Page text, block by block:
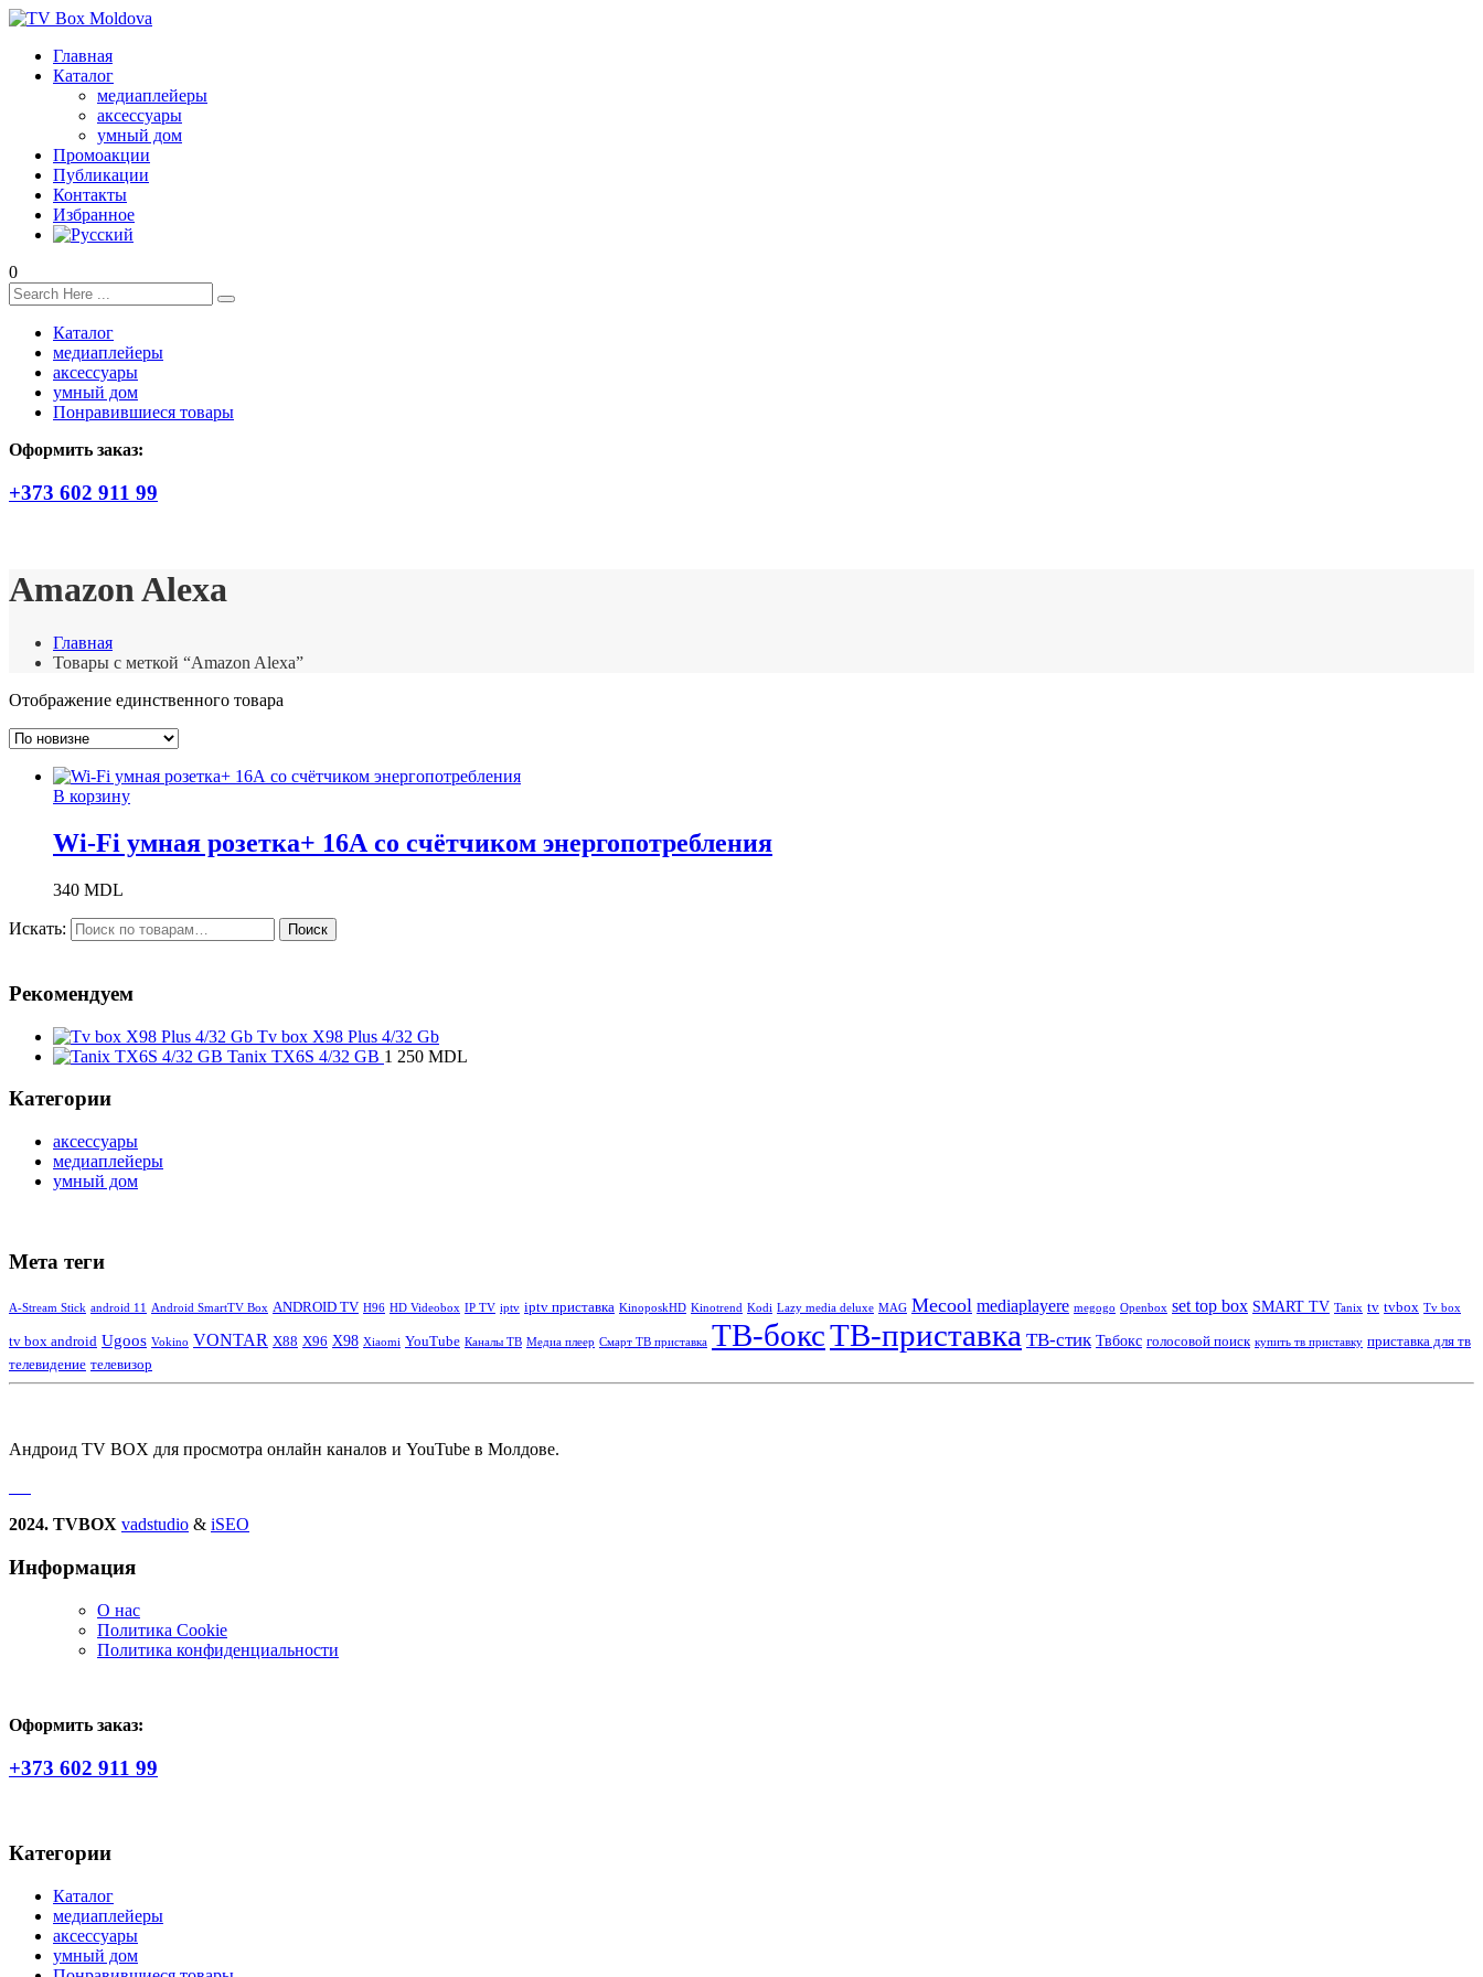
Главная
Каталог
медиаплейеры
аксессуары
умный дом
Промоакции
Публикации
Контакты
Избранное
0
Каталог
медиаплейеры
аксессуары
умный дом
Понравившиеся товары
Оформить заказ:
+373 602 911 99
Amazon Alexa
Главная
Товары с меткой “Amazon Alexa”
Отображение единственного товара
В корзину
Wi-Fi умная розетка+ 16А со счётчиком энергопотребления
340 MDL
Искать: Поиск
Рекомендуем
Tv box X98 Plus 4/32 Gb
Tanix TX6S 4/32 GB 1 250 MDL
Категории
аксессуары
медиаплейеры
умный дом
Мета теги
A-Stream Stick android 11 Android SmartTV Box ANDROID TV H96 HD Videobox IP TV iptv iptv приставка KinoposkHD Kinotrend Kodi Lazy media deluxe MAG Mecool mediaplayere megogo Openbox set top box SMART TV Tanix tv tvbox Tv box
tv box android Ugoos Vokino VONTAR X88 X96 X98 Xiaomi YouTube Каналы ТВ Медиа плеер Смарт ТВ приставка ТВ-боксТВ-приставка ТВ-стик Твбокс голосовой поиск купить тв приставку приставка для тв
телевидение телевизор
Андроид TV BOX для просмотра онлайн каналов и YouTube в Молдове.
2024. TVBOX vadstudio & iSEO
Информация
О нас
Политика Сookie
Политика конфиденциальности
Оформить заказ:
+373 602 911 99
Категории
Каталог
медиаплейеры
аксессуары
умный дом